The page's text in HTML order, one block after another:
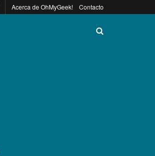
Acerca de OhMyGeek! Contacto